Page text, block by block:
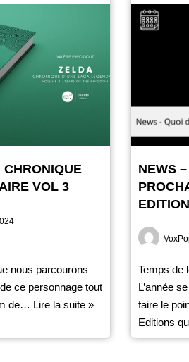
VOL 3
nous parcourons
ce personnage tout
de… Lire la suite »
NEWS
Temps de
L’année
faire le
Editions